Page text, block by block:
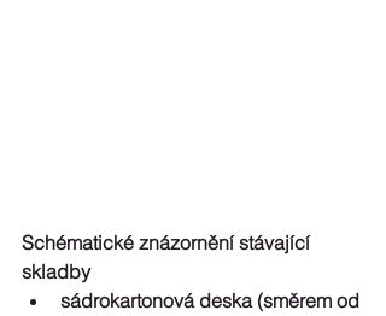
Schématické znázornění stávající
skladby
sádrokartonová deska (směrem od